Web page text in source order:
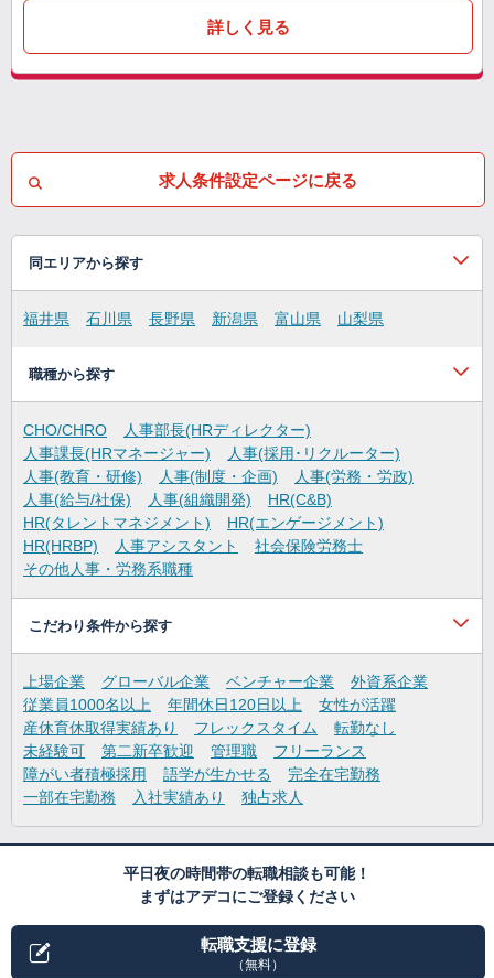
詳しく見る
求人条件設定ページに戻る
同エリアから探す
福井県 石川県 長野県 新潟県 富山県 山梨県
職種から探す
CHO/CHRO
人事部長(HRディレクター)
人事課長(HRマネージャー)
人事(採用･リクルーター)
人事(教育・研修)
人事(制度・企画)
人事(労務・労政)
人事(給与/社保)
人事(組織開発)
HR(C&B)
HR(タレントマネジメント)
HR(エンゲージメント)
HR(HRBP)
人事アシスタント
社会保険労務士
その他人事・労務系職種
こだわり条件から探す
上場企業 グローバル企業 ベンチャー企業
外資系企業
従業員1000名以上
年間休日120日以上
女性が活躍
産休育休取得実績あり
フレックスタイム
転勤なし
未経験可
第二新卒歓迎 管理職
フリーランス
障がい者積極採用
語学が生かせる
完全在宅勤務
一部在宅勤務
入社実績あり 独占求人
平日夜の時間帯の転職相談も可能！
まずはアデコにご登録ください
転職支援に登録
（無料）